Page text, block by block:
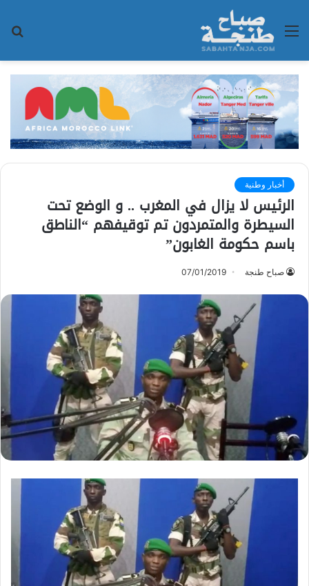
القائمة
أخبار وطنية
الرئيس لا يزال في المغرب .. و الوضع تحت
السيطرة والمتمردون تم توقيفهم “الناطق
باسم حكومة الغابون”
صباح طنجة 07/01/2019